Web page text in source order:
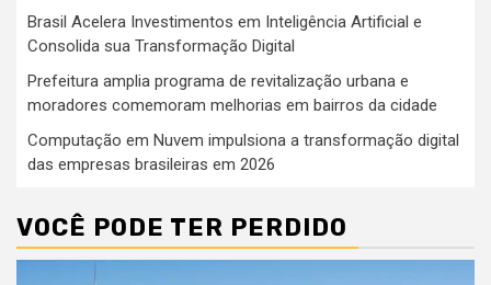
Brasil Acelera Investimentos em Inteligência Artificial e
Consolida sua Transformação Digital
Prefeitura amplia programa de revitalização urbana e
moradores comemoram melhorias em bairros da cidade
Computação em Nuvem impulsiona a transformação digital
das empresas brasileiras em 2026
VOCÊ PODE TER PERDIDO